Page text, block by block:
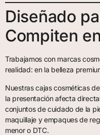
Diseñado
Compiten
Trabajamos con marcas
realidad: en la belleza
Nuestras cajas cosméticas
la presentación afecta
conjuntos de cuidado de la
maquillaje y empaques de
menor o DTC.